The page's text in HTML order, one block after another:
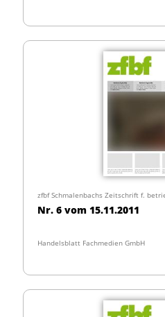
zfbf Schmalenbachs Zeitschrift f.
Nr. 6 vom 15.11.2011
Handelsblatt Fachmedien GmbH